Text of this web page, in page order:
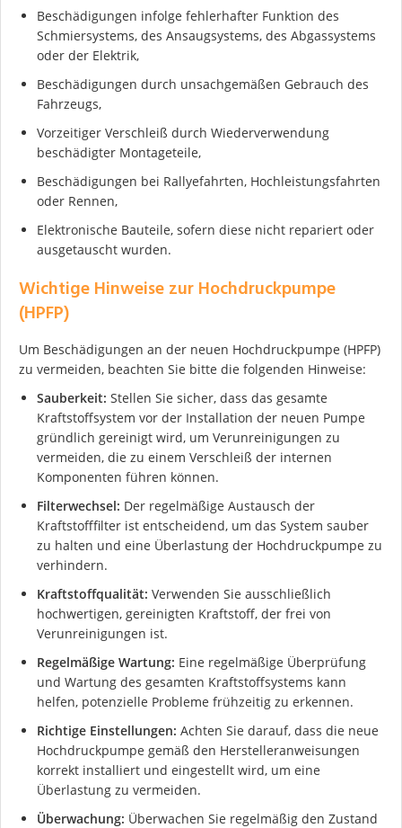
Beschädigungen infolge fehlerhafter Funktion des
Schmiersystems, des Ansaugsystems, des Abgassystems
oder der Elektrik,
Beschädigungen durch unsachgemäßen Gebrauch des
Fahrzeugs,
Vorzeitiger Verschleiß durch Wiederverwendung
beschädigter Montageteile,
Beschädigungen bei Rallyefahrten, Hochleistungsfahrten
oder Rennen,
Elektronische Bauteile, sofern diese nicht repariert oder
ausgetauscht wurden.
Wichtige Hinweise zur Hochdruckpumpe
(HPFP)
Um Beschädigungen an der neuen Hochdruckpumpe (HPFP)
zu vermeiden, beachten Sie bitte die folgenden Hinweise:
Sauberkeit: Stellen Sie sicher, dass das gesamte
Kraftstoffsystem vor der Installation der neuen Pumpe
gründlich gereinigt wird, um Verunreinigungen zu
vermeiden, die zu einem Verschleiß der internen
Komponenten führen können.
Filterwechsel: Der regelmäßige Austausch der
Kraftstofffilter ist entscheidend, um das System sauber
zu halten und eine Überlastung der Hochdruckpumpe zu
verhindern.
Kraftstoffqualität: Verwenden Sie ausschließlich
hochwertigen, gereinigten Kraftstoff, der frei von
Verunreinigungen ist.
Regelmäßige Wartung: Eine regelmäßige Überprüfung
und Wartung des gesamten Kraftstoffsystems kann
helfen, potenzielle Probleme frühzeitig zu erkennen.
Richtige Einstellungen: Achten Sie darauf, dass die neue
Hochdruckpumpe gemäß den Herstelleranweisungen
korrekt installiert und eingestellt wird, um eine
Überlastung zu vermeiden.
Überwachung: Überwachen Sie regelmäßig den Zustand